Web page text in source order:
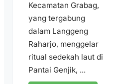
Kecamatan Grabag,
yang tergabung
dalam Langgeng
Raharjo, menggelar
ritual sedekah laut di
Pantai Genjik, ...